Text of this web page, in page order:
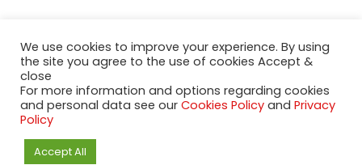
2020-2023 NeueModelleAutos.de. KaripNetwork - All rights
reserved.
NeuesModelAuto.de
We use cookies to improve your experience. By using
the site you agree to the use of cookies Accept &
close
For more information and options regarding cookies
and personal data see our Cookies Policy and Privacy
Policy
Accept All